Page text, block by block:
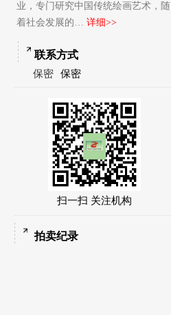
业，专门研究中国传统绘画艺术，随
着社会发展的… 详细>>
联系方式
保密 保密
扫一扫 关注机构
拍卖纪录